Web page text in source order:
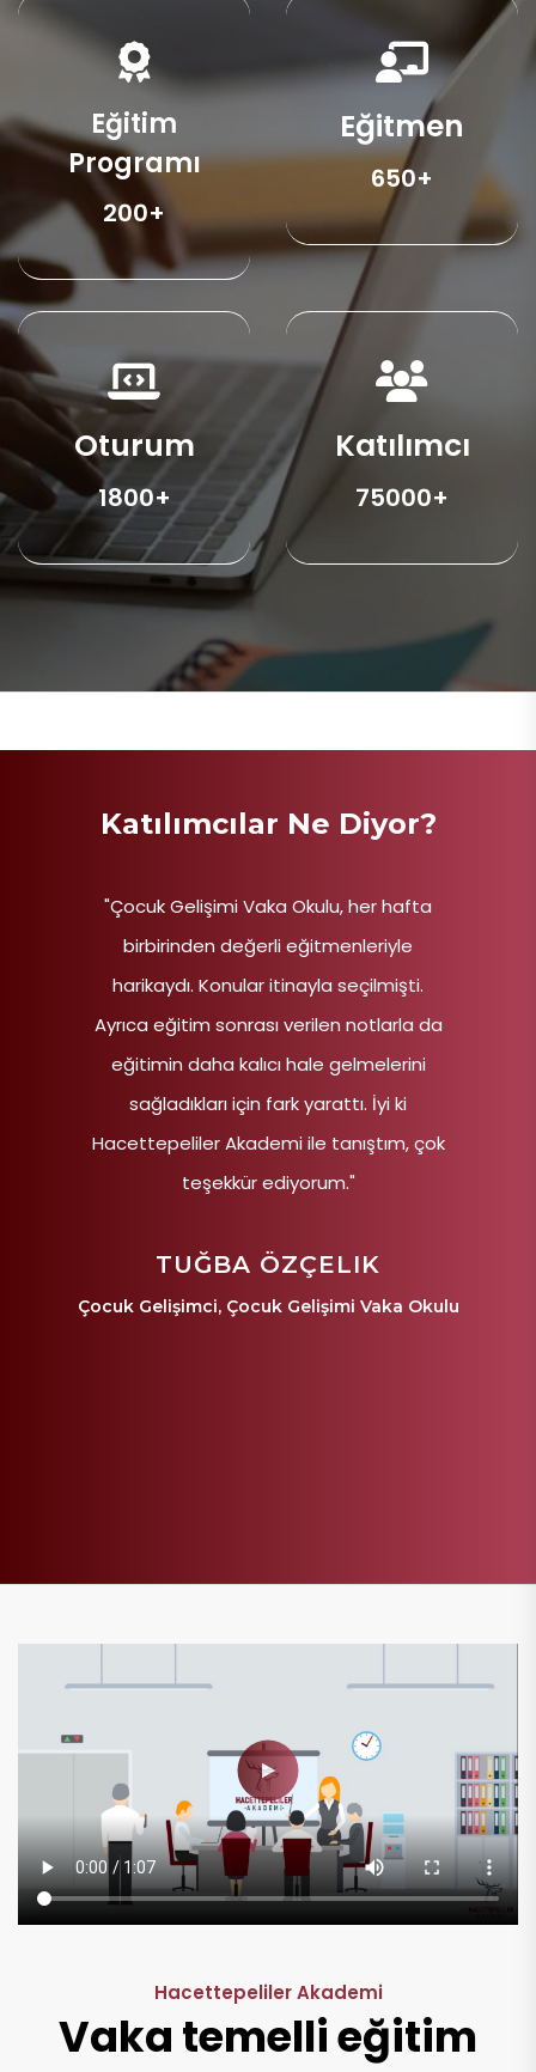
Eğitim
Programı
200+
Eğitmen
650+
Oturum
1800+
Katılımcı
75000+
Katılımcılar Ne Diyor?
"Çocuk Gelişimi Vaka Okulu, her hafta
birbirinden değerli eğitmenleriyle
harikaydı. Konular itinayla seçilmişti.
Ayrıca eğitim sonrası verilen notlarla da
eğitimin daha kalıcı hale gelmelerini
sağladıkları için fark yarattı. İyi ki
Hacettepeliler Akademi ile tanıştım, çok
teşekkür ediyorum."
TUĞBA ÖZÇELIK
Çocuk Gelişimci, Çocuk Gelişimi Vaka Okulu
Hacettepeliler Akademi
Vaka temelli eğitim